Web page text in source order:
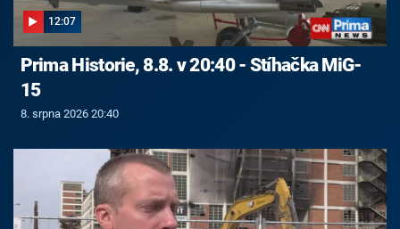
12:07
Prima Historie, 8.8. v 20:40 - Stíhačka MiG-
15
8. srpna 2026 20:40